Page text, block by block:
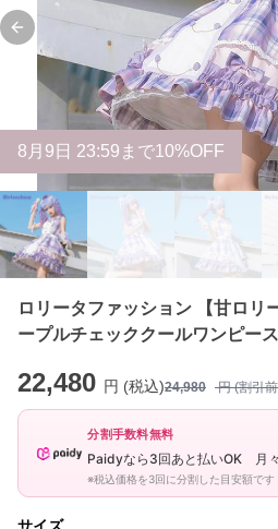
Previous slide
8 月 9 日 23:59まで10%OFF
ロリータファッション 【甘ロリ
ープルチェッククールワンピース
22,480 円 (税込)24,980 円 (割引
分割手数料無料
Paidyなら3回あと払いOK 月々
※税込価格を3回に分割した目安額です